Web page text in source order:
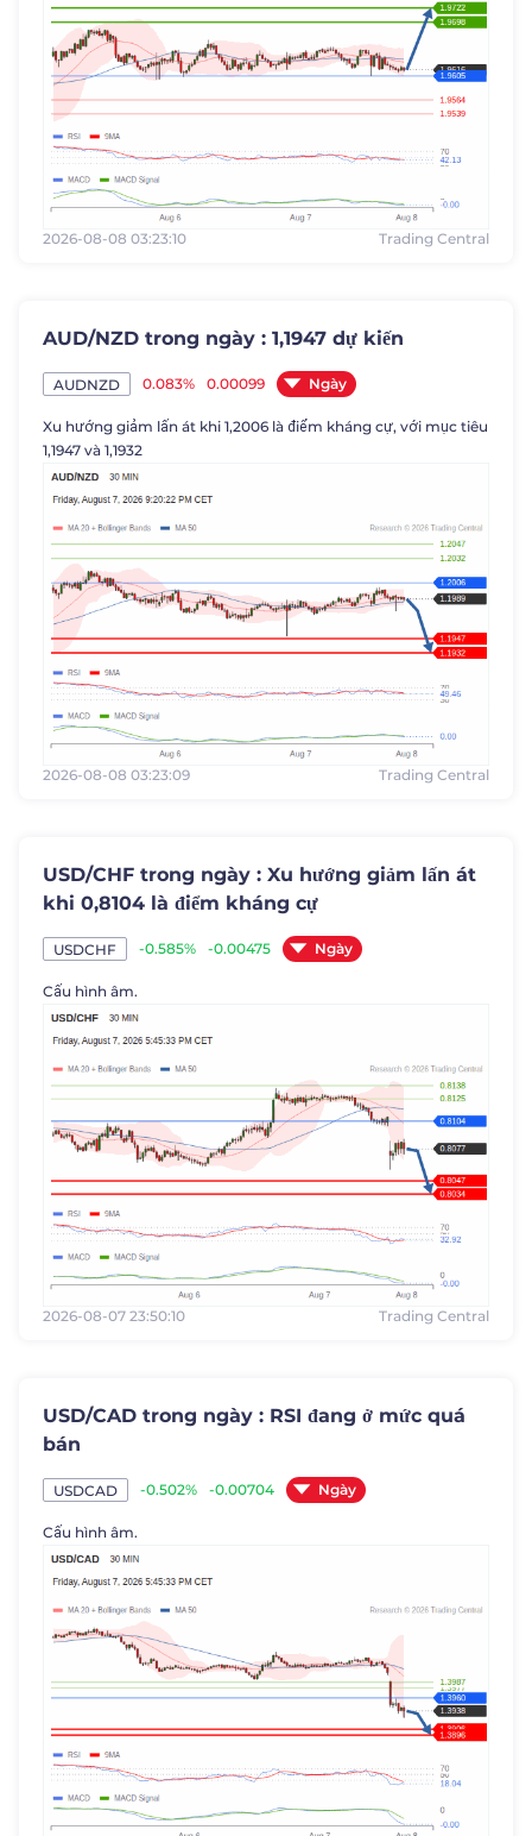
2026-08-08 03:23:10 Trading Central
AUD/NZD trong ngày : 1,1947 dự kiến
AUDNZD 0.083% 0.00099 Ngày
Xu hướng giảm lấn át khi 1,2006 là điểm kháng cự, với mục tiêu
1,1947 và 1,1932
2026-08-08 03:23:09 Trading Central
USD/CHF trong ngày : Xu hướng giảm lấn át
khi 0,8104 là điểm kháng cự
USDCHF -0.585% -0.00475 Ngày
Cấu hình âm.
2026-08-07 23:50:10 Trading Central
USD/CAD trong ngày : RSI đang ở mức quá
bán
USDCAD -0.502% -0.00704 Ngày
Cấu hình âm.